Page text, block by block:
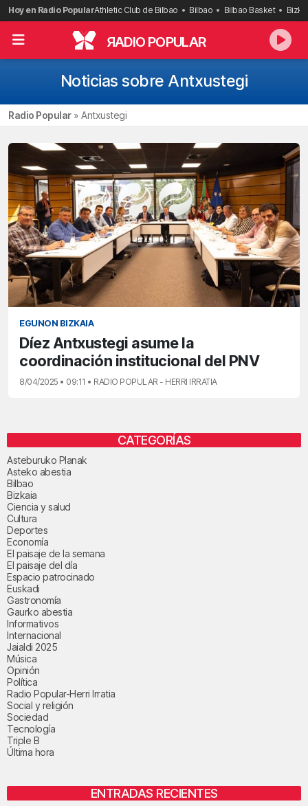
Saltar
al
contenido
Hoy en Radio PopularAthletic Club de Bilbao Bilbao Bilbao Basket
RADIO POPULAR
Noticias sobre Antxustegi
Radio Popular» Antxustegi
EGUNON BIZKAIA
Díez Antxustegi asume la
coordinación institucional del PNV
8/04/2025 • 09:11 • RADIO POPULAR - HERRI IRRATIA
CATEGORÍAS
Asteburuko Planak
Asteko abestia
Bilbao
Bizkaia
Ciencia y salud
Cultura
Deportes
Economía
El paisaje de la semana
El paisaje del día
Espacio patrocinado
Euskadi
Gastronomía
Gaurko abestia
Informativos
Internacional
Jaialdi 2025
Música
Opinión
Política
Radio Popular-Herri Irratia
Social y religión
Sociedad
Tecnología
Triple B
Última hora
ENTRADAS RECIENTES